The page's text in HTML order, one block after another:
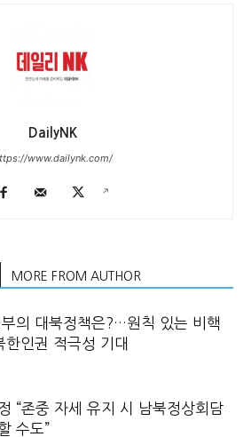
DailyNK
www.dailynk.com/
MORE FROM AUTHOR
의 대북정책은?…원칙 있는 비핵
한인권 적극성 기대
“존중 자세 유지 시 남북정상회담
수도”